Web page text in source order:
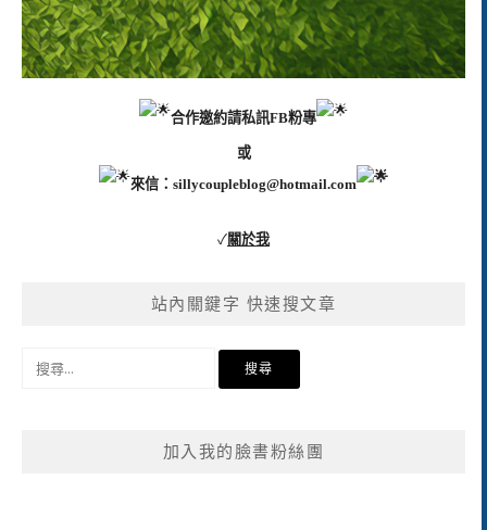
合作邀約請私訊FB粉專
或
來信： sillycoupleblog@hotmail.com
✓關於我
站內關鍵字 快速搜文章
加入我的臉書粉絲團